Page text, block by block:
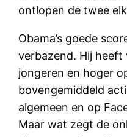
ontlopen de twee
Obama’s goede
verbazend. Hij heeft
jongeren en hoger
bovengemiddeld
algemeen en op
Maar wat zegt de